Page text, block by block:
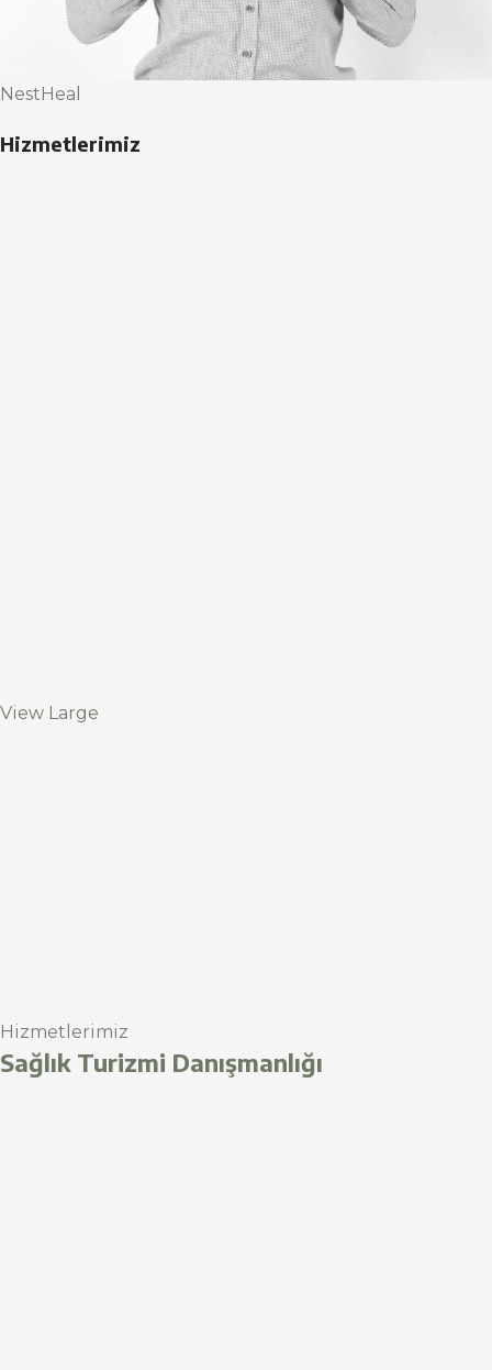
NestHeal
Hizmetlerimiz
View Large
Hizmetlerimiz
Sağlık Turizmi Danışmanlığı